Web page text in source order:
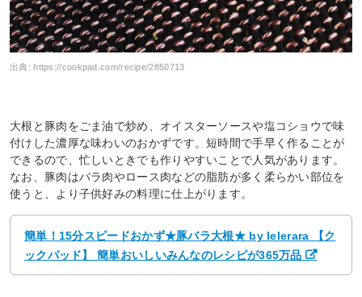
出典:https://cookpad.com/recipe/2850713
大根と豚肉をごま油で炒め、オイスターソースや塩コショウで味
付けした濃厚な味わいのおかずです。短時間で手早く作ることが
できるので、忙しいときでも作りやすいことで人気があります。
なお、豚肉はバラ肉やロース肉などの脂肪が多く柔らかい部位を
使うと、より子供好みの料理に仕上がります。
簡単！15分スピードおかず★豚バラ大根★ by lelerara 【ク
ックパッド】 簡単おいしいみんなのレシピが365万品